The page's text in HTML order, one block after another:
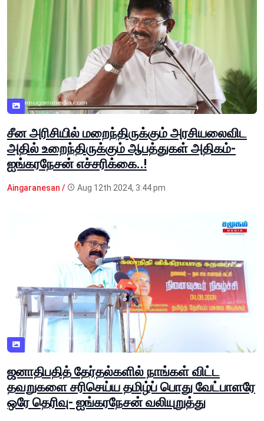
சீன அரிசியில் மறைந்திருக்கும் அரசியலைவிட
அதில் உறைந்திருக்கும் ஆபத்துகள் அதிகம்-
ஐங்கரநேசன் எச்சரிக்கை..!
Aingaranesan / Aug 12th 2024, 3:44 pm
ஜனாதிபதித் தேர்தல்களில் நாங்கள் விட்ட
தவறுகளை சரிசெய்ய தமிழ்ப் பொது வேட்பாளரே
ஒரே தெரிவு- ஐங்கரநேசன் வலியுறுத்து